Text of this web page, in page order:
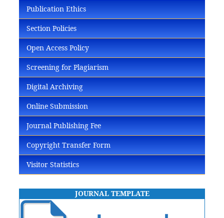
Publication Ethics
Section Policies
Open Access Policy
Screening for Plagiarism
Digital Archiving
Online Submission
Journal Publishing Fee
Copyright Transfer Form
Visitor Statistics
JOURNAL TEMPLATE